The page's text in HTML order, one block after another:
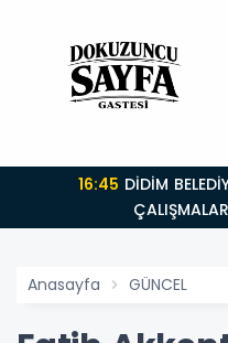
16:45
Anasayfa GÜNCEL